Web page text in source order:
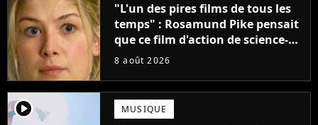
"L'un des pires films de tous les
temps" : Rosamund Pike pensait
que ce film d'action de science-
fiction avec Dwayne Johnson
8 août 2026
player2 MUSIQUE